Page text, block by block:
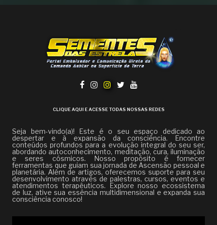
CLIQUE AQUI E ACESSE TODAS NOSSAS REDES
Seja bem-vindo(a)! Este é o seu espaço dedicado ao
despertar e à expansão da consciência. Encontre
conteúdos profundos para a evolução integral do seu ser,
abordando autoconhecimento, meditação, cura, iluminação
e seres cósmicos. Nosso propósito é fornecer
ferramentas que guiam sua jornada de Ascensão pessoal e
planetária. Além de artigos, oferecemos suporte para seu
desenvolvimento através de palestras, cursos, eventos e
atendimentos terapêuticos. Explore nosso ecossistema
de luz, ative sua essência multidimensional e expanda sua
consciência conosco!